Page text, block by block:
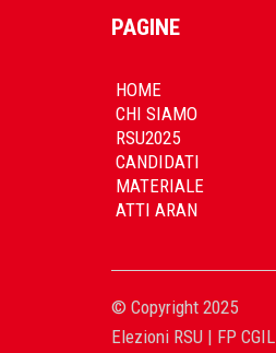
PAGINE
HOME
CHI SIAMO
RSU2025
CANDIDATI
MATERIALE
ATTI ARAN
© Copyright 2025
Elezioni RSU | FP CGIL